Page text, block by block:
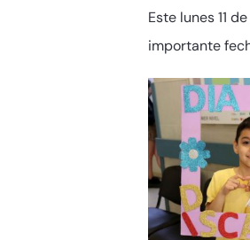
Este lunes 11
importante